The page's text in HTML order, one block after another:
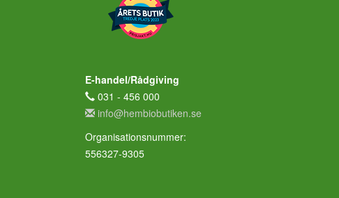
E-handel/Rådgiving
031 - 456 000
info@hembiobutiken.se
Organisationsnummer:
556327-9305